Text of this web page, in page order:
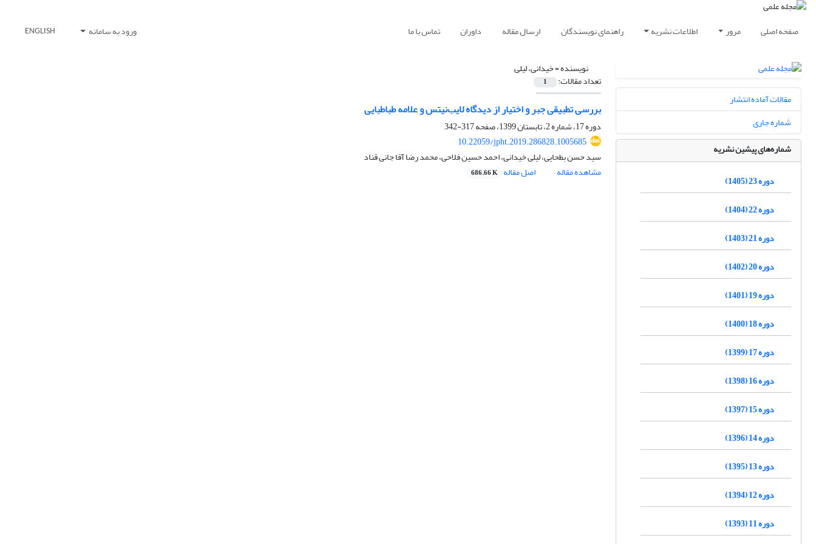
صفحه اصلی مرور اطلاعات نشریه راهنمای نویسندگان ارسال مقاله داوران تماس با ما ورود به سامانه ENGLISH
نویسنده =خیدانی، لیلی
تعداد مقالات: 1
بررسی تطبیقی جبر و اختیار از دیدگاه لایب‌نیتس و علامه طباطبایی
دوره 17، شماره 2، تابستان 1399، صفحه
317-342
10.22059/jpht.2019.286828.1005685
سید حسن بطحایی، لیلی خیدانی، احمد حسین فلاحی، محمد رضا آقا جانی قناد
مشاهده مقاله
اصل مقاله 686.66 K
مقالات آماده انتشار
شماره جاری
شماره‌های پیشین نشریه
دوره 23 (1405)
دوره 22 (1404)
دوره 21 (1403)
دوره 20 (1402)
دوره 19 (1401)
دوره 18 (1400)
دوره 17 (1399)
دوره 16 (1398)
دوره 15 (1397)
دوره 14 (1396)
دوره 13 (1395)
دوره 12 (1394)
دوره 11 (1393)